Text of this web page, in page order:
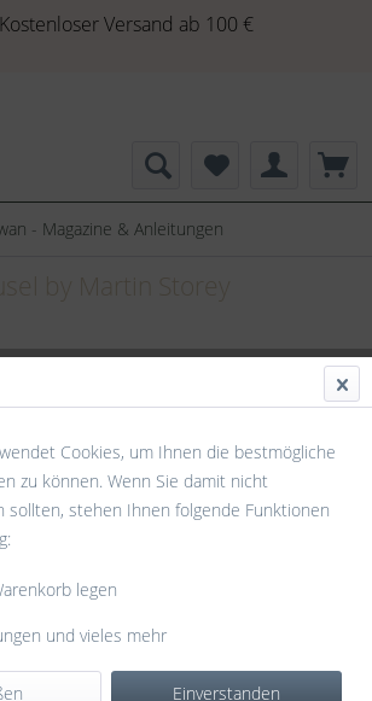
Kostenloser Versand ab 100 €
- Magazine & Anleitungen
Cookies, um Ihnen die bestmögliche
zu können. Wenn Sie damit nicht
sollten, stehen Ihnen folgende Funktionen
legen
und vieles mehr
Einverstanden